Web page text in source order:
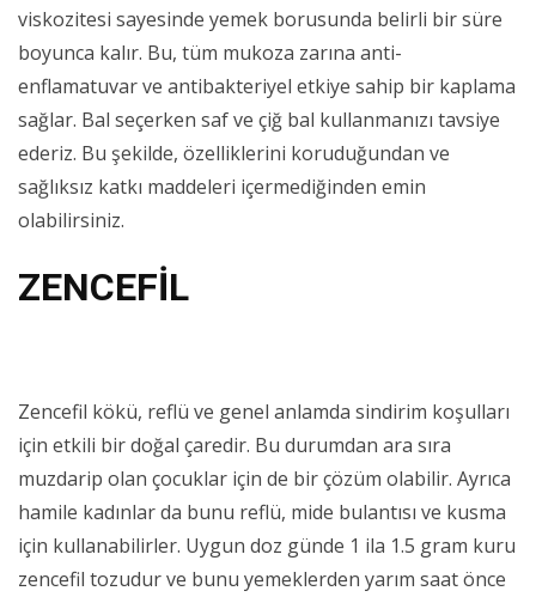
viskozitesi sayesinde yemek borusunda belirli bir süre
boyunca kalır. Bu, tüm mukoza zarına anti-
enflamatuvar ve antibakteriyel etkiye sahip bir kaplama
sağlar. Bal seçerken saf ve çiğ bal kullanmanızı tavsiye
ederiz. Bu şekilde, özelliklerini koruduğundan ve
sağlıksız katkı maddeleri içermediğinden emin
olabilirsiniz.
ZENCEFİL
Zencefil kökü, reflü ve genel anlamda sindirim koşulları
için etkili bir doğal çaredir. Bu durumdan ara sıra
muzdarip olan çocuklar için de bir çözüm olabilir. Ayrıca
hamile kadınlar da bunu reflü, mide bulantısı ve kusma
için kullanabilirler. Uygun doz günde 1 ila 1.5 gram kuru
zencefil tozudur ve bunu yemeklerden yarım saat önce